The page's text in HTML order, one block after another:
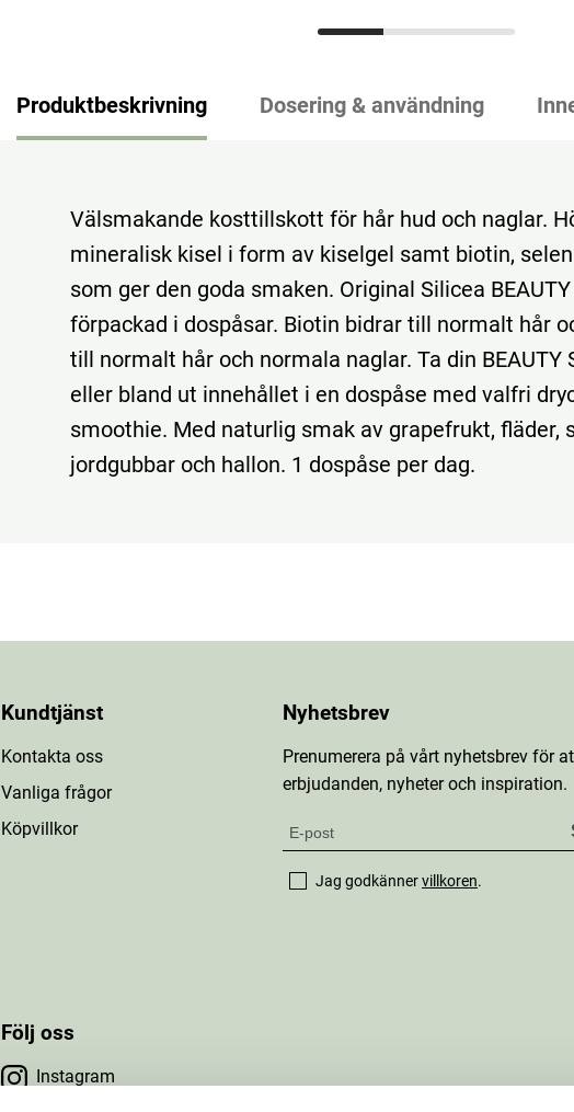
Produktbeskrivning Dosering & användning
Välsmakande kosttillskott för hår hud och naglar.
mineralisk kisel i form av kiselgel samt biotin,
som ger den goda smaken. Original Silicea
förpackad i dospåsar. Biotin bidrar till normalt hår
till normalt hår och normala naglar. Ta din BEAUTY
eller bland ut innehållet i en dospåse med valfri
smoothie. Med naturlig smak av grapefrukt, fläder,
jordgubbar och hallon. 1 dospåse per dag.
Kundtjänst
Kontakta oss
Vanliga frågor
Köpvillkor
Följ oss
Instagram
Nyhetsbrev
Prenumerera på vårt nyhetsbrev för
erbjudanden, nyheter och inspiration.
Jag godkännervillkoren.